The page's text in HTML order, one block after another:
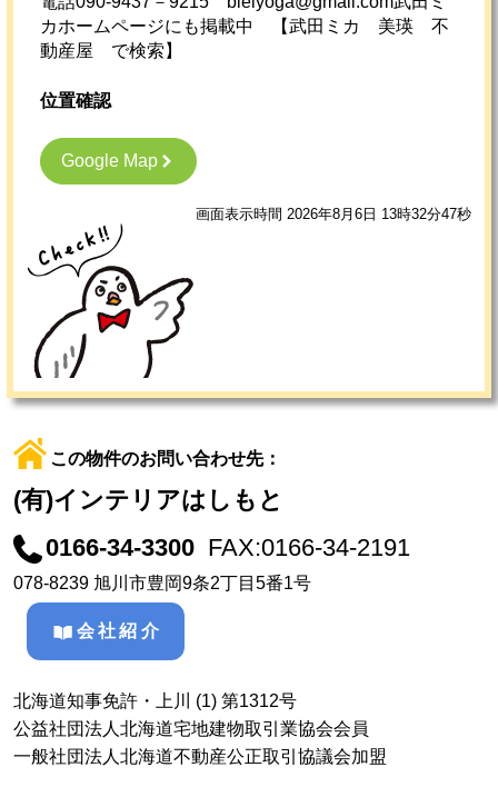
カホームページにも掲載中 【武田ミカ 美瑛 不
動産屋 で検索】
位置確認
Google Map
画面表示時間 2026年8月6日 13時32分47秒
この物件のお問い合わせ先：
(有)インテリアはしもと
0166-34-3300 FAX:0166-34-2191
078-8239 旭川市豊岡9条2丁目5番1号
会社紹介
北海道知事免許・上川 (1) 第1312号
公益社団法人北海道宅地建物取引業協会会員
一般社団法人北海道不動産公正取引協議会加盟